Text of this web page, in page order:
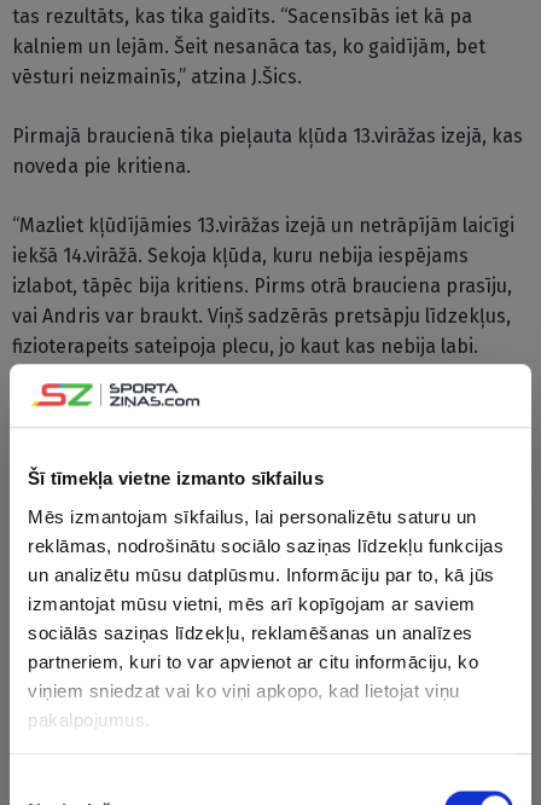
Šī tīmekļa vietne izmanto sīkfailus
Mēs izmantojam sīkfailus, lai personalizētu saturu un
reklāmas, nodrošinātu sociālo saziņas līdzekļu funkcijas
un analizētu mūsu datplūsmu. Informāciju par to, kā jūs
izmantojat mūsu vietni, mēs arī kopīgojam ar saviem
sociālās saziņas līdzekļu, reklamēšanas un analīzes
partneriem, kuri to var apvienot ar citu informāciju, ko
viņiem sniedzat vai ko viņi apkopo, kad lietojat viņu
pakalpojumus.
tas rezultāts, kas tika gaidīts. “Sacensībās iet kā pa
kalniem un lejām. Šeit nesanāca tas, ko gaidījām, bet
vēsturi neizmainīs,” atzina J.Šics.
Pirmajā braucienā tika pieļauta kļūda 13.virāžas izejā, kas
noveda pie kritiena.
“Mazliet kļūdījāmies 13.virāžas izejā un netrāpījām laicīgi
iekšā 14.virāžā. Sekoja kļūda, kuru nebija iespējams
izlabot, tāpēc bija kritiens. Pirms otrā brauciena prasīju,
vai Andris var braukt. Viņš sadzērās pretsāpju līdzekļus,
fizioterapeits sateipoja plecu, jo kaut kas nebija labi.
roku un es sapratu, ka ir kaut kas nopietns. Tagad
veselības stāvoklis,” J.Šics norādīja, ka duets nepretendēs
Pirms sacensībām brāļiem izdevies atraisināt arī
problēmas ar tehniku. “Pēdējā naktī atradām vainu
tehnikā un pēdējā treniņā mums bija trešais laiks.
Tendences bija labas un ar optimismu skatījāmies uz
šodienu. Treniņos nebijām ārpus piecinieka, tendences
bija labas, taču daudziem jau ir problēmas, ko šodien arī
Šajā posmā Šiciem klātienē nevarēja palīdzēt arī viņu